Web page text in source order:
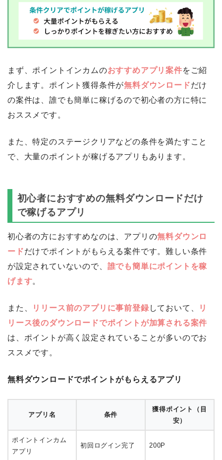
まず、ポイントインカムのおすすめアプリ案件をご紹
介します。ポイント獲得条件が無料ダウンロードだけ
の案件は、誰でも簡単に稼げるので初心者の方に特に
おススメです。
また、特定のステージクリアなどの条件を満たすこと
で、大量のポイントが稼げるアプリもあります。
初心者におすすめの無料ダウンロードだけ
で稼げるアプリ
初心者の方におすすめなのは、アプリの無料ダウンロ
ードだけでポイントがもらえる案件です。難しい条件
が設定されていないので、 誰でも簡単にポイントを稼
げます。
また、 リリース前のアプリに事前登録 しておいて、
リ
リース後のダウンロードでポイントが加算される案件
は、ポイントが高く設定されていることが多いのでお
ススメです。
無料ダウンロードでポイントがもらえるアプリ
アプリ名 条件
獲得ポイント（目
安）
ポイントインカム
アプリ
初回ログイン完了 200P